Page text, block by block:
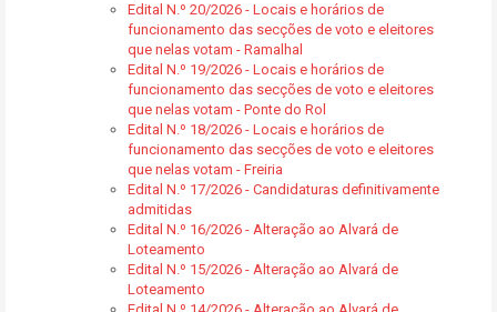
Edital N.º 20/2026 - Locais e horários de
funcionamento das secções de voto e eleitores
que nelas votam - Ramalhal
Edital N.º 19/2026 - Locais e horários de
funcionamento das secções de voto e eleitores
que nelas votam - Ponte do Rol
Edital N.º 18/2026 - Locais e horários de
funcionamento das secções de voto e eleitores
que nelas votam - Freiria
Edital N.º 17/2026 - Candidaturas definitivamente
admitidas
Edital N.º 16/2026 - Alteração ao Alvará de
Loteamento
Edital N.º 15/2026 - Alteração ao Alvará de
Loteamento